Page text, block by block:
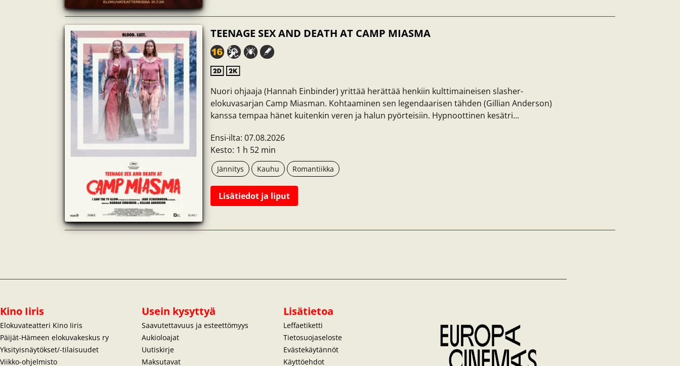
TEENAGE SEX AND DEATH AT CAMP MIASMA
Nuori ohjaaja (Hannah Einbinder) yrittää herättää henkiin kulttimaineisen slasher-
elokuvasarjan Camp Miasman. Kohtaaminen sen legendaarisen tähden (Gillian Anderson)
kanssa tempaa hänet kuitenkin veren ja halun pyörteisiin. Hypnoottinen kesätri...
Ensi-ilta: 07.08.2026
Kesto: 1 h 52 min
Jännitys Kauhu Romantiikka
Lisätiedot ja liput
Kino Iiris
Elokuvateatteri Kino Iiris
Päijät-Hämeen elokuvakeskus ry
Yksityisnäytökset/-tilaisuudet
Viikko-ohjelmisto
Usein kysyttyä
Saavutettavuus ja esteettömyys
Aukioloajat
Uutiskirje
Maksutavat
Lisätietoa
Leffaetiketti
Tietosuojaseloste
Evästekäytännöt
Käyttöehdot